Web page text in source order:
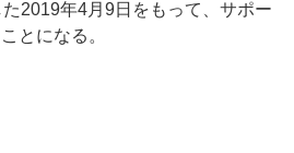
2019年4月9日をもって、サポー
とになる。